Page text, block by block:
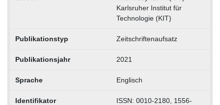
Karlsruher Institut für
Technologie (KIT)
Publikationstyp Zeitschriftenaufsatz
Publikationsjahr 2021
Sprache Englisch
Identifikator
ISSN: 0010-2180, 1556-